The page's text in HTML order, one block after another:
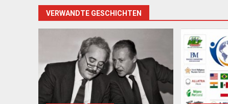
VERWANDTE GESCHICHTEN